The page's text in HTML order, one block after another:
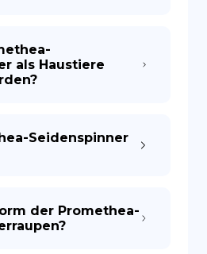
als Haustiere
Seidenspinner
der Promethea-